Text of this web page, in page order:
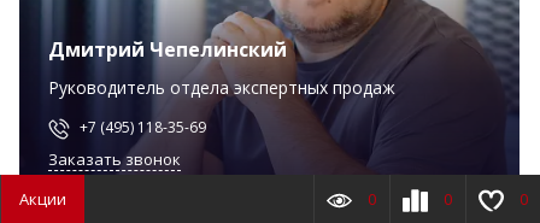
Дмитрий Чепелинский
Руководитель отдела экспертных продаж
+7 (495) 118-35-69
Заказать звонок
Акции 0 0 0